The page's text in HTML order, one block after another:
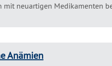
mit neuartigen Medikamenten
Anämien